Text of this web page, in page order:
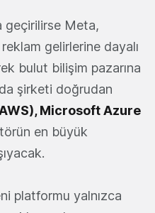
geçirilirse Meta,
gelirlerine dayalı
bulut bilişim pazarına
şirketi doğrudan
Microsoft Azure
en büyük
platformu yalnızca